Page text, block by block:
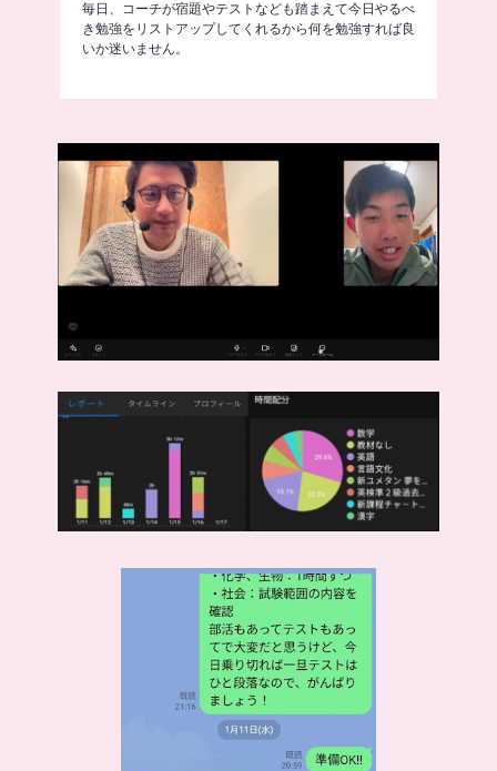
毎日、コーチが宿題やテストなども踏まえて今日やるべ
き勉強をリストアップしてくれるから何を勉強すれば良
いか迷いません。